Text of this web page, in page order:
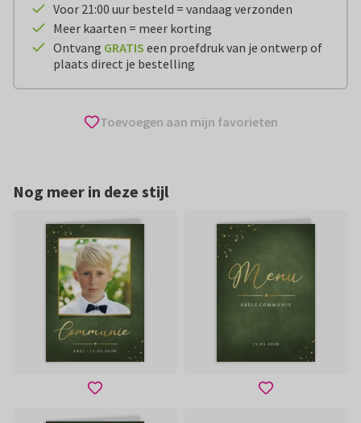
Voor 21:00 uur besteld = vandaag verzonden
Meer kaarten = meer korting
Ontvang GRATIS een proefdruk van je ontwerp of
plaats direct je bestelling
Toevoegen aan mijn favorieten
Nog meer in deze stijl